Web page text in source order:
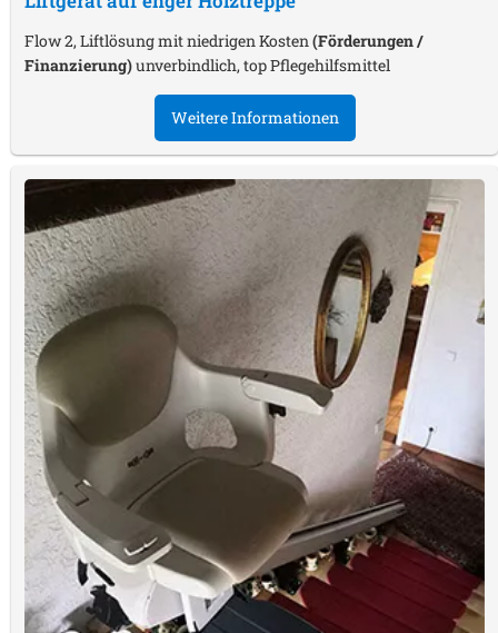
Flow 2, Liftlösung mit niedrigen Kosten (Förderungen /
Finanzierung)unverbindlich, top Pflegehilfsmittel
Weitere Informationen